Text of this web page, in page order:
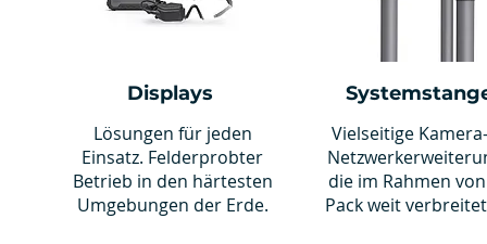
Displays
Lösungen für jeden
Einsatz. Felderprobter
Betrieb in den härtesten
Umgebungen der Erde.
Vielseitige
die im Rahmen
Pack weit